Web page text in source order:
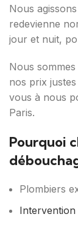
Nous
redevienne
jour et nuit,
Nous
nos prix
vous à nous
Paris.
Pourquoi
Plombiers
Intervention